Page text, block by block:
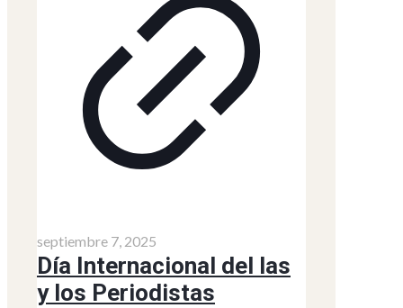
septiembre 7, 2025
Día Internacional del las
y los Periodistas